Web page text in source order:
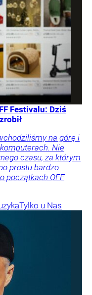
Festivalu: Dziś
na górę i
Nie
czasu, za którym
prostu bardzo
początkach OFF
Tylko u Nas